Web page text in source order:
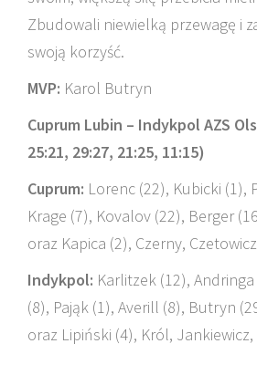
Zbudowali niewielką przewagę i
swoją korzyść.
MVP: Karol Butryn
Cuprum Lubin – Indykpol AZS
25:21, 29:27, 21:25, 11:15)
Cuprum: Lorenc (22), Kubicki (1),
Krage (7), Kovalov (22), Berger
oraz Kapica (2), Czerny,
Indykpol: Karlitzek (12),
(8), Pająk (1), Averill (8), Butryn
oraz Lipiński (4), Król,